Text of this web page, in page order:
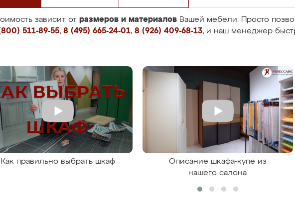
зависит от размеров и материалов Вашей мебели. Просто
511-89-55, 8 (495) 665-24-01, 8 (926) 409-68-13, и наш менеджер
Как правильно выбрать шкаф
Описание шкафа-купе из
нашего салона